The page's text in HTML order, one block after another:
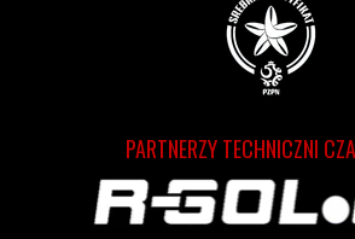
PARTNERZY TECHNICZNI